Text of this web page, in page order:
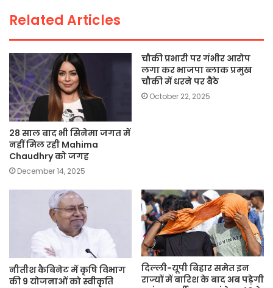
k
Related Articles
28 साल बाद भी सिनेमा जगत में
नहीं मिल रही Mahima
Chaudhry को जगह
December 14, 2025
चौकी प्रभारी पर गंभीर आरोप
लगा कर भाजपा ब्लाक प्रमुख
चौकी में धरने पर बैठे
October 22, 2025
नीतीश कैबिनेट में कृषि विभाग
की 9 योजनाओं को स्वीकृति
दिल्ली-यूपी बिहार समेत इन
राज्यों में बारिश के बाद अब पड़ेगी